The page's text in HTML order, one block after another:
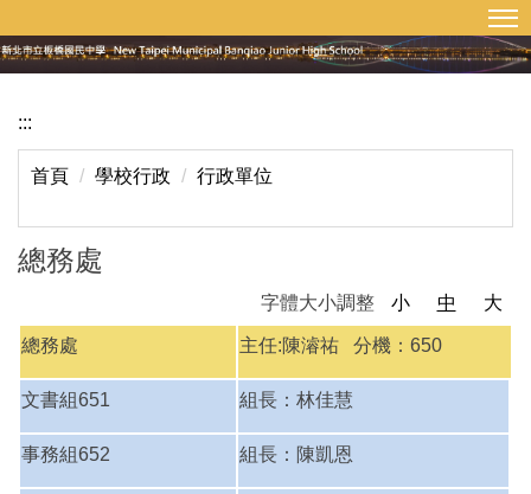
到
主
內
網站導覽
:::
首頁 學校行政 行政單位
總務處
字體大小調整 小 中 大
總務處 主任:陳濬祐 分機：650
文書組651 組長：林佳慧
事務組652 組長：陳凱恩